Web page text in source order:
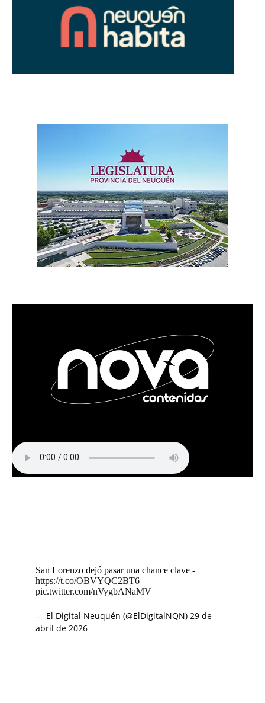
San Lorenzo dejó pasar una chance clave -
https://t.co/OBVYQC2BT6
pic.twitter.com/nVygbANaMV
— El Digital Neuquén (@ElDigitalNQN) 29 de
abril de 2026